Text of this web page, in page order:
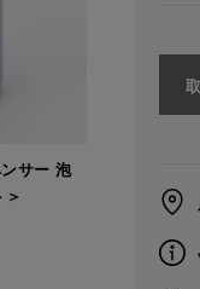
サー 泡